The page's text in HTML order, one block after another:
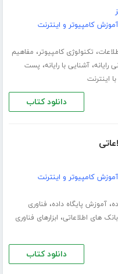
کامپیوتر و اینترنت
، تکنولوژی کامپیوتر، مفاهیم
رایانه،آشنایی با رایانه، پست
اینترنت
دانلود کتاب
کامپیوتر و اینترنت
،آموزش پایگاه داده، فناوری
های اطلاعاتی، ابزارهای فناوری
دانلود کتاب